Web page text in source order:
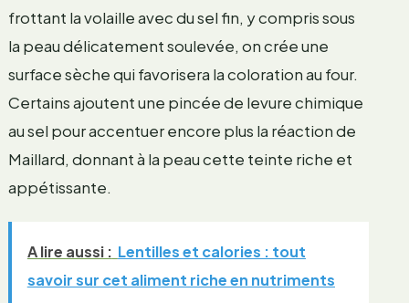
frottant la volaille avec du sel fin, y compris sous
la peau délicatement soulevée, on crée une
surface sèche qui favorisera la coloration au four.
Certains ajoutent une pincée de levure chimique
au sel pour accentuer encore plus la réaction de
Maillard, donnant à la peau cette teinte riche et
appétissante.
A lire aussi : Lentilles et calories : tout
savoir sur cet aliment riche en nutriments